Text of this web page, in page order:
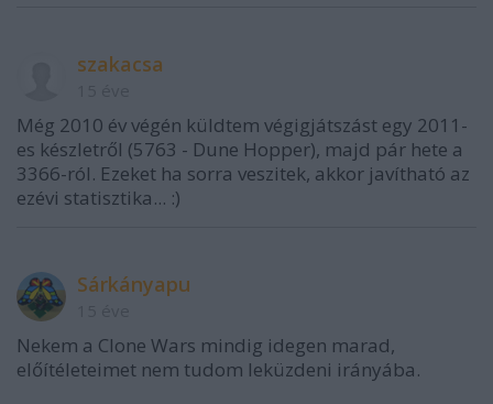
szakacsa
Még 2010 év végén küldtem végigjátszást egy 2011-
es készletről (5763 - Dune Hopper), majd pár hete a
3366-ról. Ezeket ha sorra veszitek, akkor javítható az
ezévi statisztika... :)
Sárkányapu
Nekem a Clone Wars mindig idegen marad,
előítéleteimet nem tudom leküzdeni irányába.